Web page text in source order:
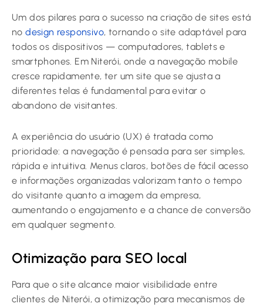
Um dos pilares para o sucesso na criação de sites está
nodesign responsivo, tornando o site adaptável para
todos os dispositivos — computadores, tablets e
smartphones. Em Niterói, onde a navegação mobile
cresce rapidamente, ter um site que se ajusta a
diferentes telas é fundamental para evitar o
abandono de visitantes.
A experiência do usuário (UX) é tratada como
prioridade: a navegação é pensada para ser simples,
rápida e intuitiva. Menus claros, botões de fácil acesso
e informações organizadas valorizam tanto o tempo
do visitante quanto a imagem da empresa,
aumentando o engajamento e a chance de conversão
em qualquer segmento.
Otimização para SEO local
Para que o site alcance maior visibilidade entre
clientes de Niterói, a otimização para mecanismos de